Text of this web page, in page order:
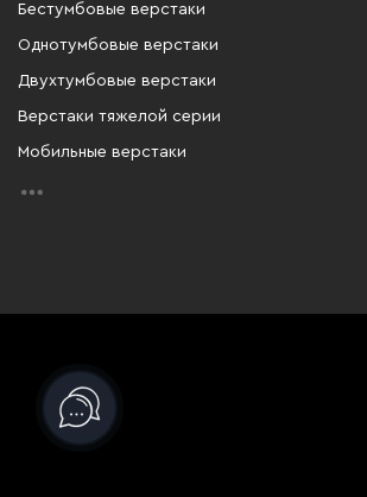
Бестумбовые верстаки
Однотумбовые верстаки
Двухтумбовые верстаки
Верстаки тяжелой серии
Мобильные верстаки